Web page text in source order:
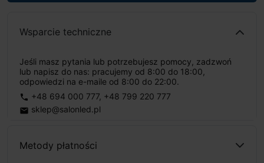
Wsparcie techniczne
Jeśli masz pytania lub potrzebujesz pomocy, zadzwoń
lub napisz do nas: pracujemy od 8:00 do 18:00,
odpowiedzi na e-maile od 8:00 do 22:00.
phone +48 694 000 777, +48 799 220 777
email sklep@salonled.pl
Metody płatności